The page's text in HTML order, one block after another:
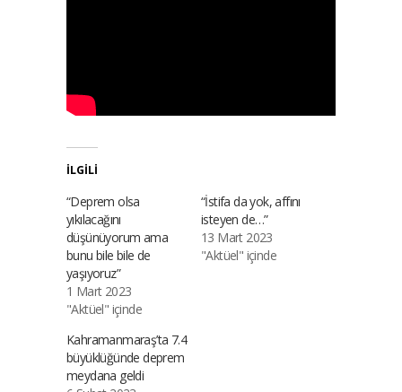
İLGILI
“Deprem olsa
yıkılacağını
düşünüyorum ama
bunu bile bile de
yaşıyoruz”
1 Mart 2023
"Aktüel" içinde
“İstifa da yok, affını
isteyen de…”
13 Mart 2023
"Aktüel" içinde
Kahramanmaraş’ta 7.4
büyüklüğünde deprem
meydana geldi